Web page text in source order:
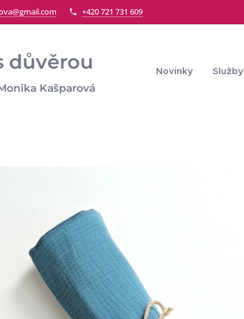
+420 721 731 609
důvěrou
Kašparová
Novinky Služby